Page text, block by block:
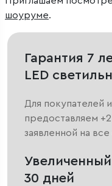
шоуруме.
Гарантия 7
LED
Для покупателей
предоставляем
заявленной на
30 дней